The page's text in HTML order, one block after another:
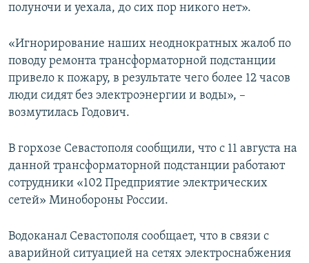
УКРАИНСКАЯ ПРОБЛЕМА КРЫМА
полуночи и уехала, до сих пор никого нет».
«Игнорирование наших неоднократных жалоб по
поводу ремонта трансформаторной подстанции
привело к пожару, в результате чего более 12 часов
люди сидят без электроэнергии и воды», –
возмутилась Годович.
В горхозе Севастополя сообщили, что с 11 августа на
данной трансформаторной подстанции работают
сотрудники «102 Предприятие электрических
сетей» Минобороны России.
Водоканал Севастополя сообщает, что в связи с
аварийной ситуацией на сетях электроснабжения